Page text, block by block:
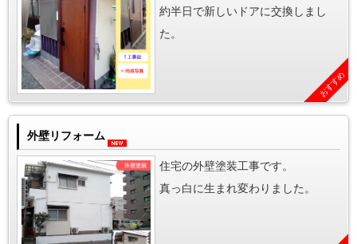
約半日で新しいドアに交換しまし
た。
おすすめ
外壁リフォーム
住宅の外壁塗装工事です。
真っ白に生まれ変わりました。